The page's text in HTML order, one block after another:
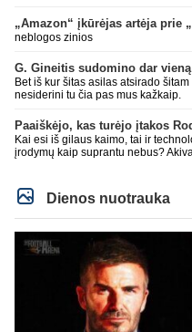
neblogos zinios
G. Gineitis sudomino dar
Bet iš kur šitas asilas atsirado
nesiderini tu čia pas mus kažkaip.
Kai esi iš gilaus kaimo, tai ir
įrodymų kaip suprantu nebus?
Dienos nuotrauka